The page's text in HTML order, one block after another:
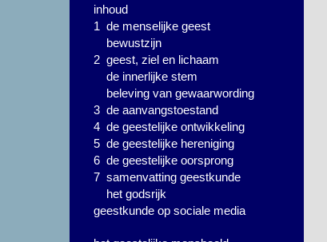
inhoud
1 de menselijke geest
bewustzijn
2 geest, ziel en lichaam
de innerlijke stem
beleving van gewaarwording
3 de aanvangstoestand
4 de geestelijke ontwikkeling
5 de geestelijke hereniging
6 de geestelijke oorsprong
7 samenvatting geestkunde
het godsrijk
geestkunde op sociale media